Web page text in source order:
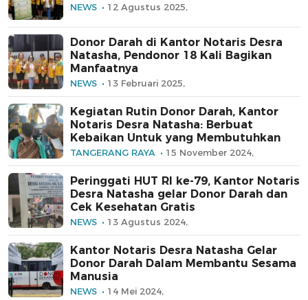
NEWS 12 Agustus 2025,
Donor Darah di Kantor Notaris Desra
Natasha, Pendonor 18 Kali Bagikan
Manfaatnya
NEWS 13 Februari 2025,
Kegiatan Rutin Donor Darah, Kantor
Notaris Desra Natasha: Berbuat
Kebaikan Untuk yang Membutuhkan
TANGERANG RAYA 15 November 2024,
Peringgati HUT RI ke-79, Kantor Notaris
Desra Natasha gelar Donor Darah dan
Cek Kesehatan Gratis
NEWS 13 Agustus 2024,
Kantor Notaris Desra Natasha Gelar
Donor Darah Dalam Membantu Sesama
Manusia
NEWS 14 Mei 2024,